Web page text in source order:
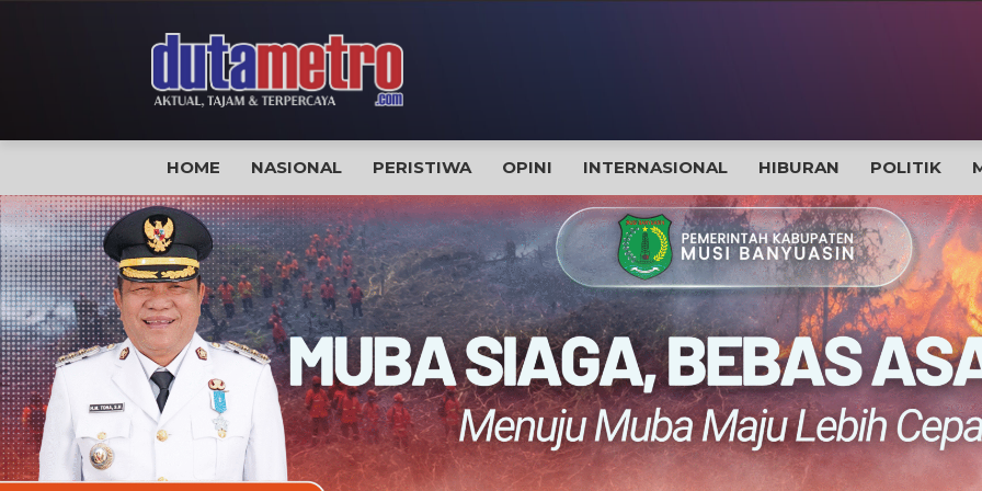
HOME NASIONAL PERISTIWA OPINI INTERNASIONAL HIBURAN POLITIK